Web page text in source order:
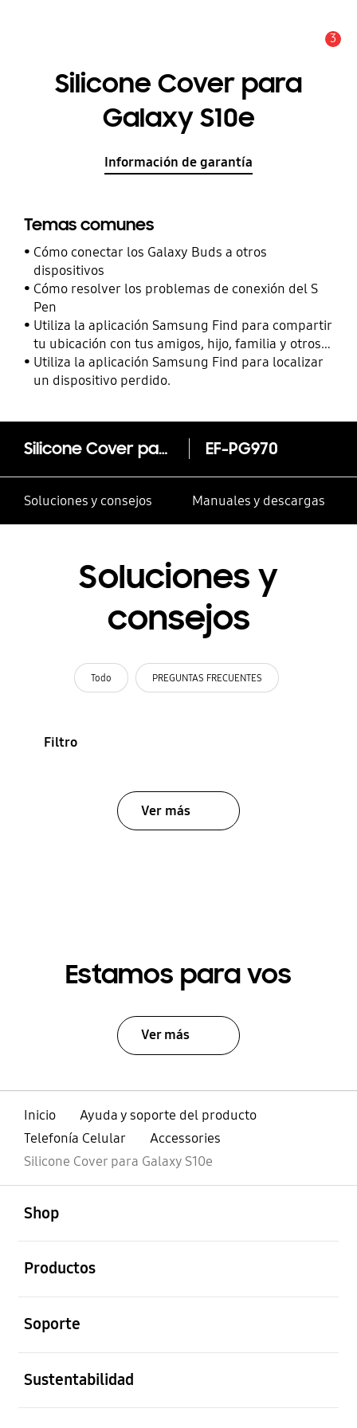
3
Silicone Cover para
Galaxy S10e
Información de garantía
Temas comunes
Cómo conectar los Galaxy Buds a otros
dispositivos
Cómo resolver los problemas de conexión del S
Pen
Utiliza la aplicación Samsung Find para compartir
tu ubicación con tus amigos, hijo, familia y otros
contactos
Utiliza la aplicación Samsung Find para localizar
un dispositivo perdido.
Silicone Cover para Galaxy S10e EF-PG970
Soluciones y consejos Manuales y descargas
Soluciones y
consejos
Todo PREGUNTAS FRECUENTES
Filtro
Ver más
Estamos para vos
Ver más
Inicio
Ayuda y soporte del producto
Telefonía Celular
Accessories
Silicone Cover para Galaxy S10e
Shop
Productos
Soporte
Sustentabilidad